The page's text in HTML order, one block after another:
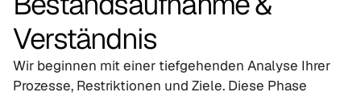
Verständnis
Wir beginnen mit einer tiefgehenden Analyse Ihrer
Prozesse, Restriktionen und Ziele. Diese Phase